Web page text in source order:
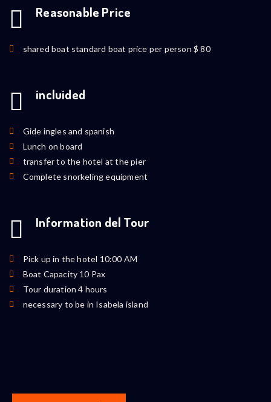
Reasonable Price
shared boat standard boat price per person $ 80
incluided
Gide ingles and spanish
Lunch on board
transfer to the hotel at the pier
Complete snorkeling equipment
Information del Tour
Pick up in the hotel 10:00 AM
Boat Capacity 10 Pax
Tour duration 4 hours
necessary to be in Isabela island